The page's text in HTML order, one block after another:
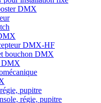
DMX
DMX-HF
bouchon DMX
DMX
pupitre
régie, pupitre